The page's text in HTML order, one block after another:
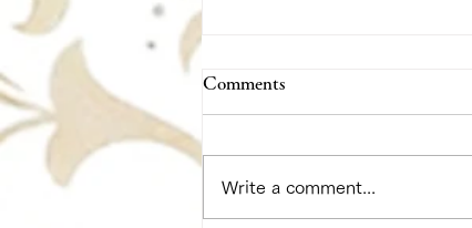
Comments
Write a comment...